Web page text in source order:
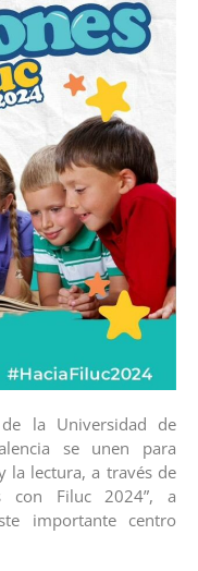
la Universidad de
se unen para
la lectura, a través de
con Filuc 2024”, a
importante centro